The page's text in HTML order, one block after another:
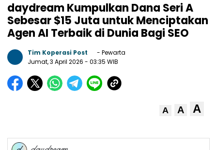
daydream Kumpulkan Dana Seri A
Sebesar $15 Juta untuk Menciptakan
Agen AI Terbaik di Dunia Bagi SEO
Tim Koperasi Post
- Pewarta
Jumat, 3 April 2026 - 03:35 WIB
A A A